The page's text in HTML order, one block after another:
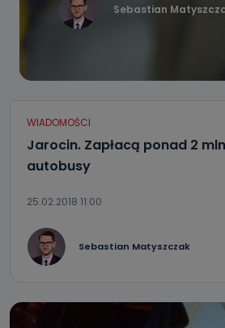
Sebastian
WIADOMOŚCI
Jarocin. Zapłacą ponad 2
autobusy
25.02.2018 11:00
Sebastian Matyszczak